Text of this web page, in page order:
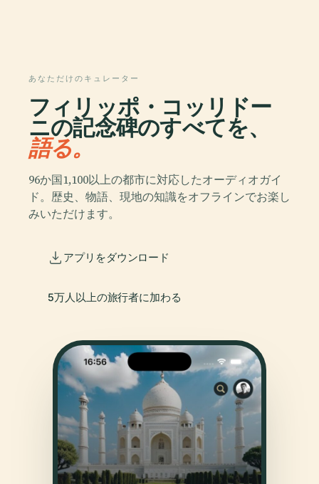
あなただけのキュレーター
フィリッポ・コッリドー
ニの記念碑のすべてを、
語る。
96か国1,100以上の都市に対応したオーディオガイ
ド。歴史、物語、現地の知識をオフラインでお楽し
みいただけます。
アプリをダウンロード
5万人以上の旅行者に加わる